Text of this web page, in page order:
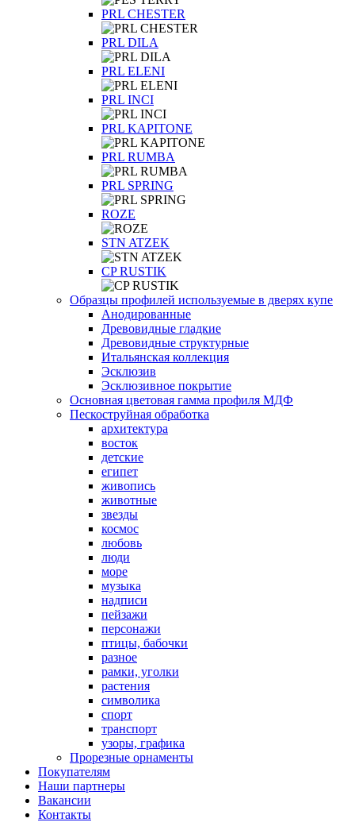
PRL CHESTER
PRL DILA
PRL ELENI
PRL INCI
PRL KAPITONE
PRL RUMBA
PRL SPRING
ROZE
STN ATZEK
СP RUSTIK
Образцы профилей используемые в дверях купе
Анодированные
Древовидные гладкие
Древовидные структурные
Итальянская коллекция
Эсклюзив
Эсклюзивное покрытие
Основная цветовая гамма профиля МДФ
Пескоструйная обработка
архитектура
восток
детские
египет
живопись
животные
звезды
космос
любовь
люди
море
музыка
надписи
пейзажи
персонажи
птицы, бабочки
разное
рамки, уголки
растения
символика
спорт
транспорт
узоры, графика
Прорезные орнаменты
Покупателям
Наши партнеры
Вакансии
Контакты